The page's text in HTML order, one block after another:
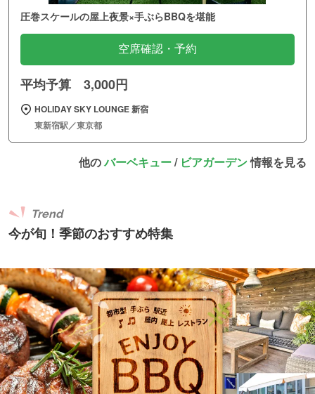
圧巻スケールの屋上夜景×手ぶらBBQを堪能
空席確認・予約
平均予算 3,000円
HOLIDAY SKY LOUNGE 新宿
東新宿駅／東京都
他のバーベキュー/ ビアガーデン情報を見る
今が旬！季節のおすすめ特集
Trend